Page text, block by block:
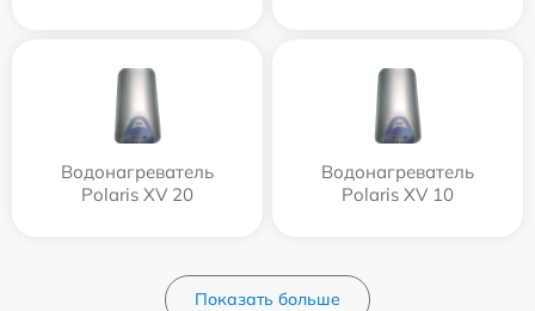
Водонагреватель
Polaris XV 20
Водонагреватель
Polaris XV 10
Показать больше